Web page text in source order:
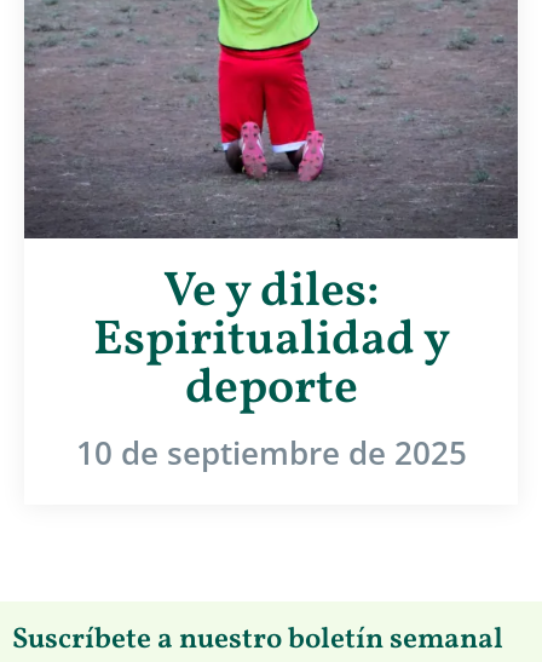
Ve y diles:
Espiritualidad y
deporte
10 de septiembre de 2025
Suscríbete a nuestro boletín semanal